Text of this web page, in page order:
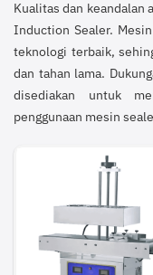
Kualitas dan keandalan
Induction Sealer.
teknologi terbaik,
dan tahan lama.
disediakan untuk
penggunaan mesin